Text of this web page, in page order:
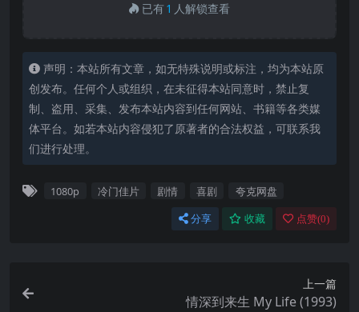
已有1 人解锁查看
声明：本站所有文章，如无特殊说明或标注，均为本站原
创发布。任何个人或组织，在未征得本站同意时，禁止复
制、盗用、采集、发布本站内容到任何网站、书籍等各类媒
体平台。如若本站内容侵犯了原著者的合法权益，可联系我
们进行处理。
1080p 冷门佳片 剧情 喜剧 夸克网盘
分享 收藏 点赞(0)
上一篇
情深到来生 My Life (1993)